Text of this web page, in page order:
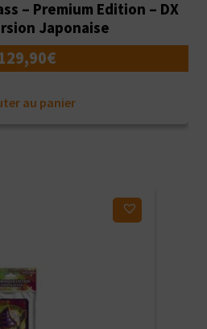
– Premium Edition – DX
Japonaise
€
au panier